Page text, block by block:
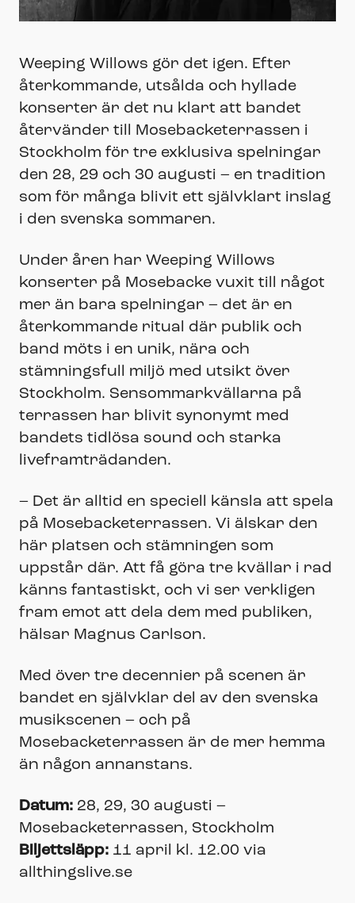
Weeping Willows gör det igen. Efter
återkommande, utsålda och hyllade
konserter är det nu klart att bandet
återvänder till Mosebacketerrassen i
Stockholm för tre exklusiva spelningar
den 28, 29 och 30 augusti – en tradition
som för många blivit ett självklart inslag
i den svenska sommaren.
Under åren har Weeping Willows
konserter på Mosebacke vuxit till något
mer än bara spelningar – det är en
återkommande ritual där publik och
band möts i en unik, nära och
stämningsfull miljö med utsikt över
Stockholm. Sensommarkvällarna på
terrassen har blivit synonymt med
bandets tidlösa sound och starka
liveframträdanden.
– Det är alltid en speciell känsla att spela
på Mosebacketerrassen. Vi älskar den
här platsen och stämningen som
uppstår där. Att få göra tre kvällar i rad
känns fantastiskt, och vi ser verkligen
fram emot att dela dem med publiken,
hälsar Magnus Carlson.
Med över tre decennier på scenen är
bandet en självklar del av den svenska
musikscenen – och på
Mosebacketerrassen är de mer hemma
än någon annanstans.
Datum: 28, 29, 30 augusti –
Mosebacketerrassen, Stockholm
Biljettsläpp: 11 april kl. 12.00 via
allthingslive.se